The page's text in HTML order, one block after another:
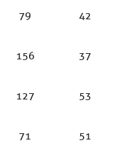
79 42
156 37
127 53
71 51